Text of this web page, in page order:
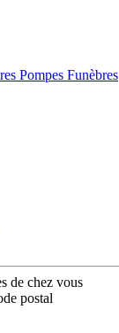
Pompes Funèbres
de chez vous
postal